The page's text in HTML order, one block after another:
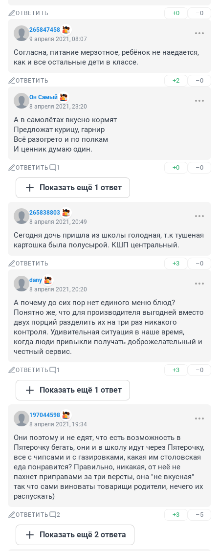
ОТВЕТИТЬ +0 –0
265847458
9 апреля 2021, 08:07
Согласна, питание мерзотное, ребёнок не наедается,
как и все остальные дети в классе.
ОТВЕТИТЬ +2 –0
Он Самый
8 апреля 2021, 23:20
А в самолётах вкусно кормят
Предложат курицу, гарнир
Всё разогрето и по полкам
И ценник думаю один.
ОТВЕТИТЬ 1 +0 –0
Показать ещё 1 ответ
265838803
8 апреля 2021, 20:49
Сегодня дочь пришла из школы голодная, т.к тушеная
картошка была полусырой. КШП центральный.
ОТВЕТИТЬ +3 –0
dany
8 апреля 2021, 20:20
А почему до сих пор нет единого меню блюд?
Понятно же, что для производителя выгодней вместо
двух порций разделить их на три раз никакого
контроля. Удивительная ситуация в наше время,
когда люди привыкли получать доброжелательный и
честный сервис.
ОТВЕТИТЬ 1 +3 –0
Показать ещё 1 ответ
197044598
8 апреля 2021, 19:34
Они поэтому и не едят, что есть возможность в
Пятерочку бегать, они и в школу идут через Пятерочку,
все с чипсами и с газировками, какая им столовская
еда понравится? Правильно, никакая, от неё не
пахнет приправами за три версты, она "не вкусная"
так что сами виноваты товарищи родители, нечего их
распускать)
ОТВЕТИТЬ 2 +3 –5
Показать ещё 2 ответа